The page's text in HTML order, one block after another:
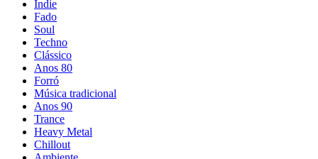
Indie
Fado
Soul
Techno
Clássico
Anos 80
Forró
Música tradicional
Anos 90
Trance
Heavy Metal
Chillout